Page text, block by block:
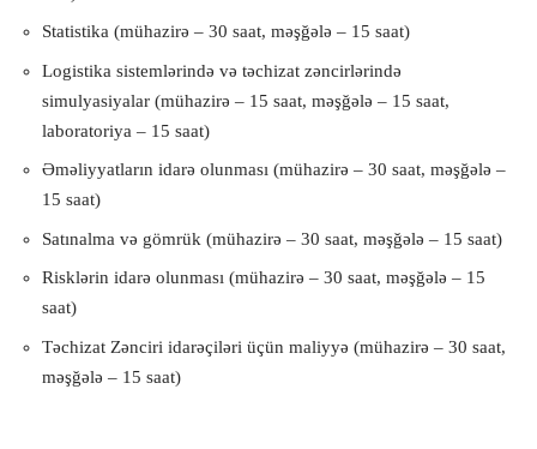
Statistika (mühazirə – 30 saat, məşğələ – 15 saat)
Logistika sistemlərində və təchizat zəncirlərində
simulyasiyalar (mühazirə – 15 saat, məşğələ – 15 saat,
laboratoriya – 15 saat)
Əməliyyatların idarə olunması (mühazirə – 30 saat, məşğələ –
15 saat)
Satınalma və gömrük (mühazirə – 30 saat, məşğələ – 15 saat)
Risklərin idarə olunması (mühazirə – 30 saat, məşğələ – 15
saat)
Təchizat Zənciri idarəçiləri üçün maliyyə (mühazirə – 30 saat,
məşğələ – 15 saat)